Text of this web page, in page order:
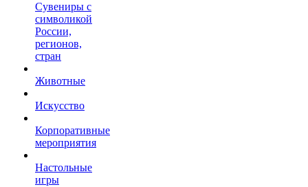
Сувениры с
символикой
России,
регионов,
стран
Животные
Искусство
Корпоративные
мероприятия
Настольные
игры